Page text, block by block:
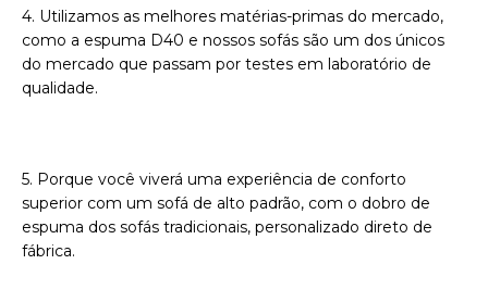
4. Utilizamos as melhores matérias-primas do mercado,
como a espuma D40 e nossos sofás são um dos únicos
do mercado que passam por testes em laboratório de
qualidade.
5. Porque você viverá uma experiência de conforto
superior com um sofá de alto padrão, com o dobro de
espuma dos sofás tradicionais, personalizado direto de
fábrica.